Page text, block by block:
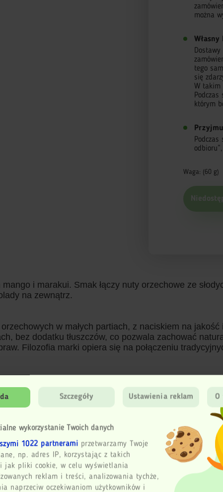
Szczegóły Ustawienia reklam O
wykorzystanie Twoich danych
1022 partnerami przetwarzamy Twoje
np. adres IP, korzystając z takich
jak pliki cookie, w celu wyświetlania
reklam i treści, analizowania tychże,
naprzeciw oczekiwaniom użytkowników i
można
tego
się
W takim
którym
Waga: (60 g)
i marakui. Smak łączy nuty orzechowe ze
na zewnątrz.
w małych partiach, z naciskiem na
bez dodatku tłuszczów, co pozwala zachować
Filozofia marki opiera się na połączeniu
Dodaj
Ocena